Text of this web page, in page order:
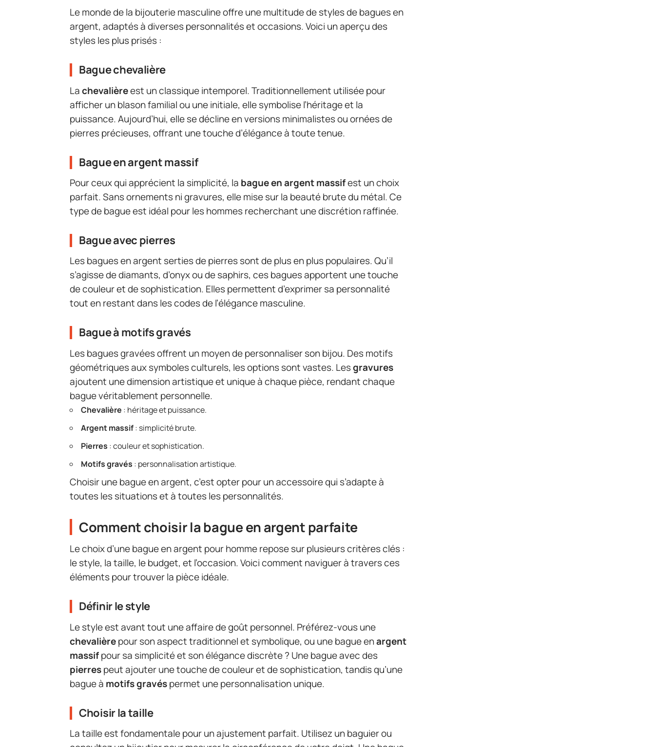
Le monde de la bijouterie masculine offre une multitude de styles de bagues en
argent, adaptés à diverses personnalités et occasions. Voici un aperçu des
styles les plus prisés :
Bague chevalière
Lachevalièreest un classique intemporel. Traditionnellement utilisée pour
afficher un blason familial ou une initiale, elle symbolise l’héritage et la
puissance. Aujourd’hui, elle se décline en versions minimalistes ou ornées de
pierres précieuses, offrant une touche d’élégance à toute tenue.
Bague en argent massif
Pour ceux qui apprécient la simplicité, la bague en argent massifest un choix
parfait. Sans ornements ni gravures, elle mise sur la beauté brute du métal. Ce
type de bague est idéal pour les hommes recherchant une discrétion raffinée.
Bague avec pierres
Les bagues en argent serties de pierres sont de plus en plus populaires. Qu’il
s’agisse de diamants, d’onyx ou de saphirs, ces bagues apportent une touche
de couleur et de sophistication. Elles permettent d’exprimer sa personnalité
tout en restant dans les codes de l’élégance masculine.
Bague à motifs gravés
Les bagues gravées offrent un moyen de personnaliser son bijou. Des motifs
géométriques aux symboles culturels, les options sont vastes. Lesgravures
ajoutent une dimension artistique et unique à chaque pièce, rendant chaque
bague véritablement personnelle.
Chevalière : héritage et puissance.
Argent massif: simplicité brute.
Pierres : couleur et sophistication.
Motifs gravés : personnalisation artistique.
Choisir une bague en argent, c’est opter pour un accessoire qui s’adapte à
toutes les situations et à toutes les personnalités.
Comment choisir la bague en argent parfaite
Le choix d’une bague en argent pour homme repose sur plusieurs critères clés :
le style, la taille, le budget, et l’occasion. Voici comment naviguer à travers ces
éléments pour trouver la pièce idéale.
Définir le style
Le style est avant tout une affaire de goût personnel. Préférez-vous une
chevalièrepour son aspect traditionnel et symbolique, ou une bague enargent
massifpour sa simplicité et son élégance discrète ? Une bague avec des
pierrespeut ajouter une touche de couleur et de sophistication, tandis qu’une
bague à motifs gravéspermet une personnalisation unique.
Choisir la taille
La taille est fondamentale pour un ajustement parfait. Utilisez un baguier ou